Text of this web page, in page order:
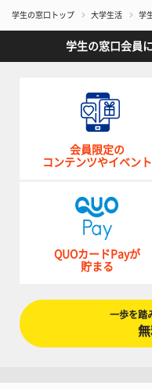
学生の窓口トップ 大学生活 学
学生の窓口会員
会員限定の
コンテンツやイベント
QUOカードPayが
貯まる
一歩を踏